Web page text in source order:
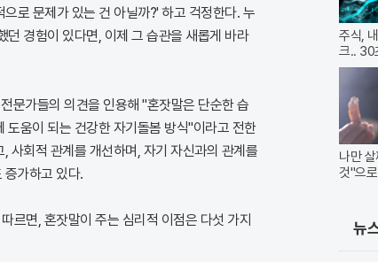
로 문제가 있는 건 아닐까?' 하고 걱정한다. 누
던 경험이 있다면, 이제 그 습관을 새롭게 바라
문가들의 의견을 인용해 "혼잣말은 단순한 습
도움이 되는 건강한 자기돌봄 방식"이라고 전한
사회적 관계를 개선하며, 자기 자신과의 관계를
증가하고 있다.
르면, 혼잣말이 주는 심리적 이점은 다섯 가지
주식,
크.. 30
나만
것"으
뉴